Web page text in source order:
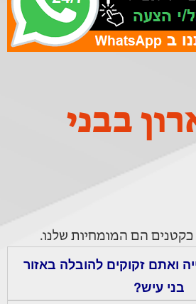
בבני
כקטנים הם המומחיות שלנו.
ואתם זקוקים להובלה באזור
בני עיש?